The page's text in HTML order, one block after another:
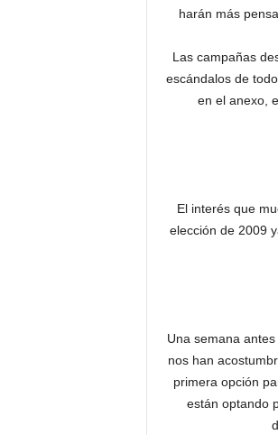
harán más
Las campañas
escándalos de
en el anexo,
El interés que
elección de 2009
Una semana
nos han
primera opción
están optando